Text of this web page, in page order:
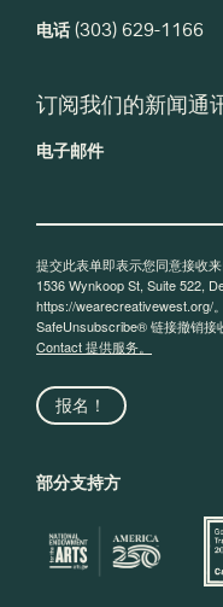
电话(303) 629-1166
订阅我们的新闻通
电子邮件
提交此表单即表示您同意接收
1536 Wynkoop St, Suite 522,
https://wearecreativewest.org/
SafeUnsubscribe® 链接撤销接
Contact 提供服务。
报名！
部分支持方